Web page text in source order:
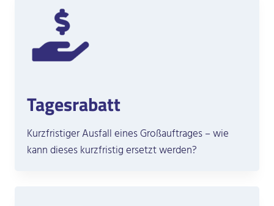
Tagesrabatt
Kurzfristiger Ausfall eines Großauftrages – wie
kann dieses kurzfristig ersetzt werden?